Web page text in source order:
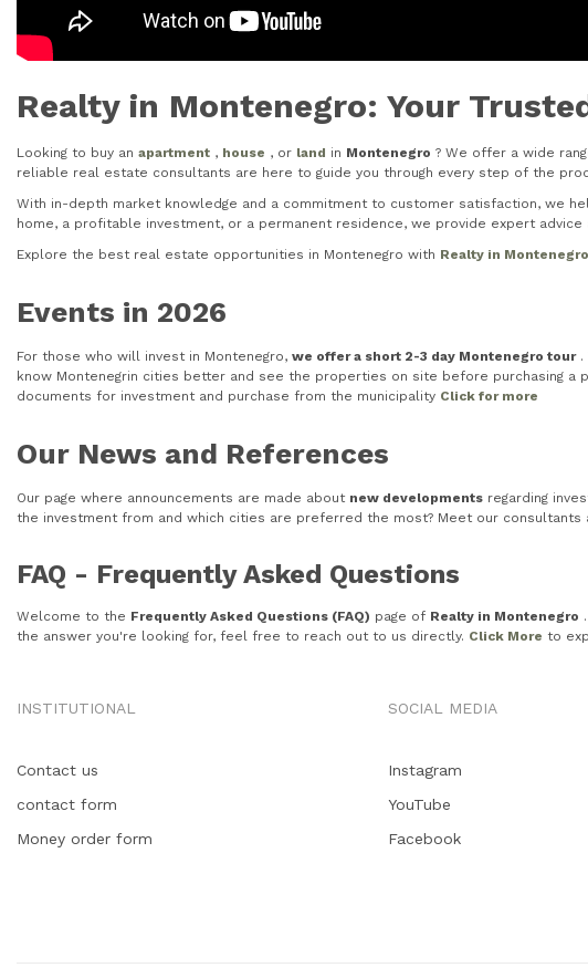
Realty in Montenegro: Your
Looking to buy an apartment , house , or land in Montenegro ? We offer a wide
reliable real estate consultants are here to guide you through every step of the
With in-depth market knowledge and a commitment to customer satisfaction, we
home, a profitable investment, or a permanent residence, we provide expert
Explore the best real estate opportunities in Montenegro with Realty in Montenegro
Events in 2026
For those who will invest in Montenegro, we offer a short 2-3 day Montenegro tour.
know Montenegrin cities better and see the properties on site before purchasing a
documents for investment and purchase from the municipality Click for more
Our News and References
Our page where announcements are made about new developments regarding
the investment from and which cities are preferred the most? Meet our
FAQ - Frequently Asked Questions
Welcome to the Frequently Asked Questions (FAQ) page of Realty in Montenegro
the answer you're looking for, feel free to reach out to us directly. Click More to
INSTITUTIONAL
Contact us
contact form
Money order form
SOCIAL MEDIA
Instagram
YouTube
Facebook